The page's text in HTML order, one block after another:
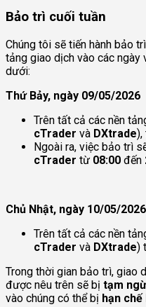
Bảo trì cuối tuần
Chúng tôi sẽ tiến hành bảo
tảng giao dịch vào các
dưới:
Thứ Bảy, ngày 09/05/2026
Trên tất cả các nền
cTrader và DXtrade),
Ngoài ra, việc bảo trì
cTrader từ 08:00 đến
Chủ Nhật, ngày 10/05/2026
Trên tất cả các nền
cTrader và DXtrade)
Trong thời gian bảo trì, giao
được nêu trên sẽ bị tạm
vào chúng có thể bị hạn